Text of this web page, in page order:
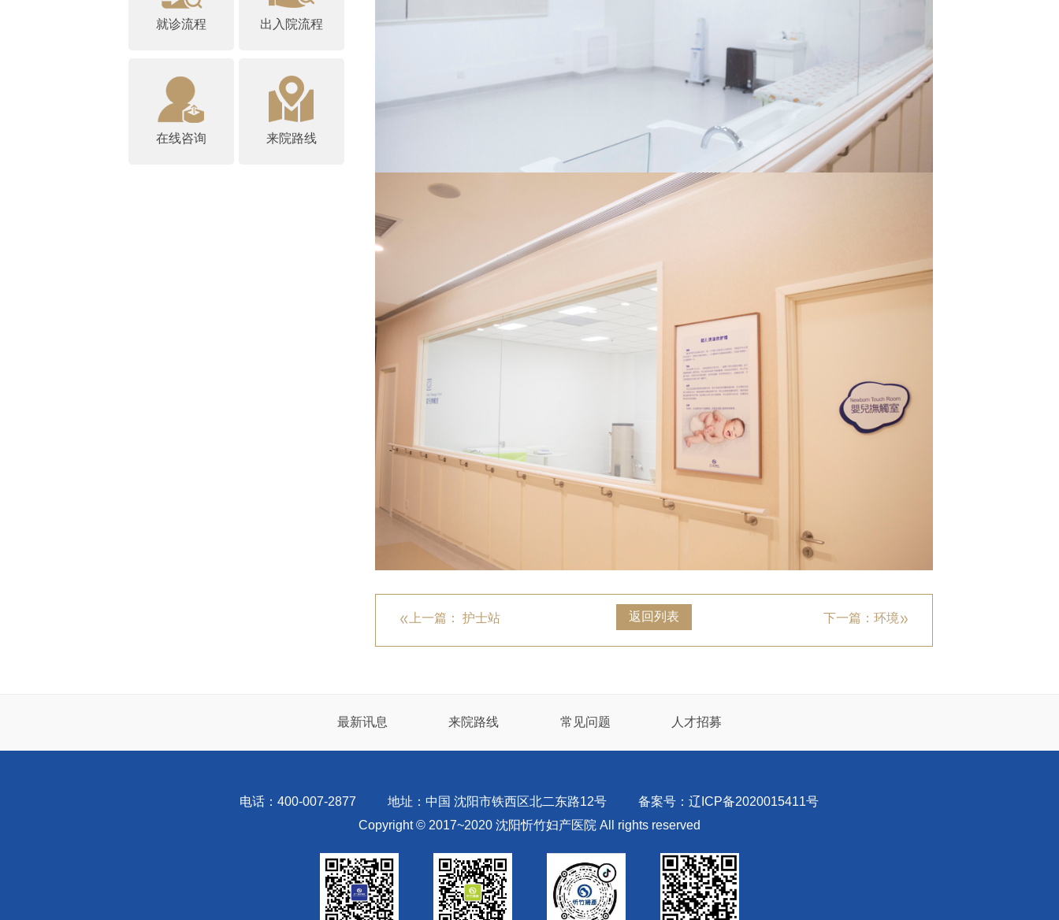
就诊流程 出入院流程
在线咨询 来院路线
上一篇： 护士站 返回列表 下一篇：环境
最新讯息 来院路线 常见问题 人才招募
电话：400-007-2877 地址：中国 沈阳市铁西区北二东路12号
备案号：辽ICP备2020015411号
Copyright © 2017~2020 沈阳忻竹妇产医院 All rights reserved